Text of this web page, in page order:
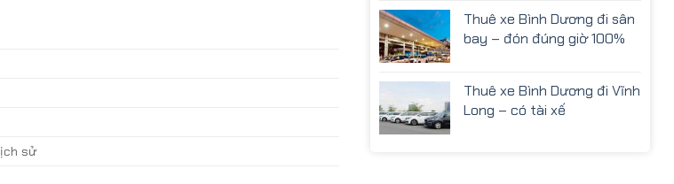
sử
Thuê xe Bình Dương đi sân
bay – đón đúng giờ 100%
Thuê xe Bình Dương đi Vĩnh
Long – có tài xế